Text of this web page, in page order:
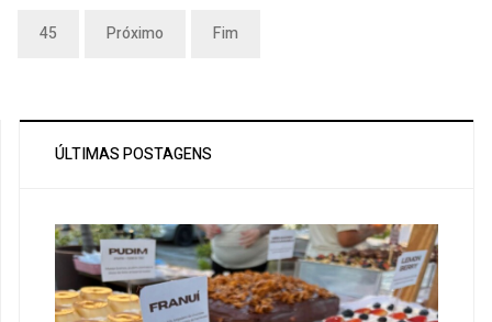
45 Próximo Fim
ÚLTIMAS POSTAGENS